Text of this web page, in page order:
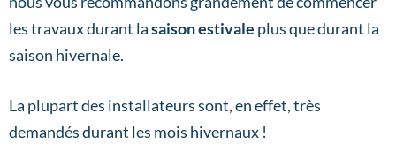
les travaux durant lasaison estivale plus que durant la
saison hivernale.
La plupart des installateurs sont, en effet, très
demandés durant les mois hivernaux !